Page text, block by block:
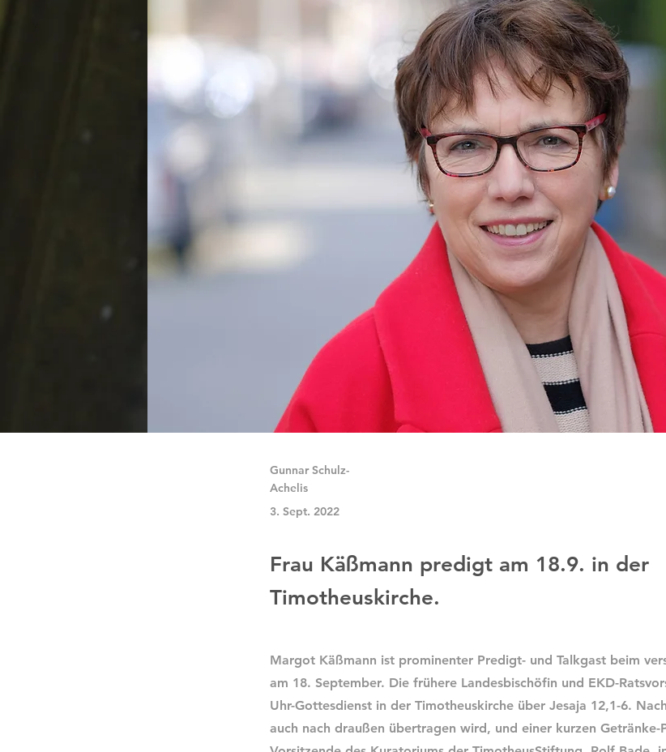
Gunnar Schulz-
Achelis
3. Sept. 2022
Frau Käßmann predigt am 18.9. in der
Timotheuskirche.
Margot Käßmann ist prominenter Predigt- und Talkgast beim
am 18. September. Die frühere Landesbischöfin und EKD-
Uhr-Gottesdienst in der Timotheuskirche über Jesaja 12,1-6.
auch nach draußen übertragen wird, und einer kurzen Getränke-